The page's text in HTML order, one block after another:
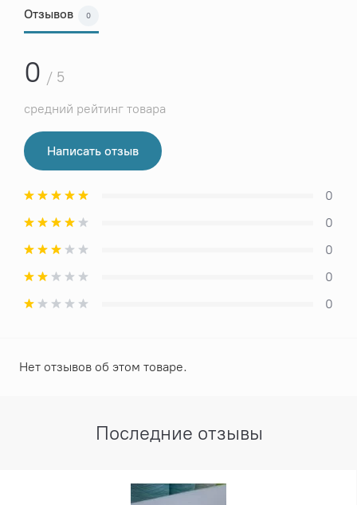
Отзывов 0
0 / 5
средний рейтинг товара
Написать отзыв
0
0
0
0
0
Нет отзывов об этом товаре.
Последние отзывы